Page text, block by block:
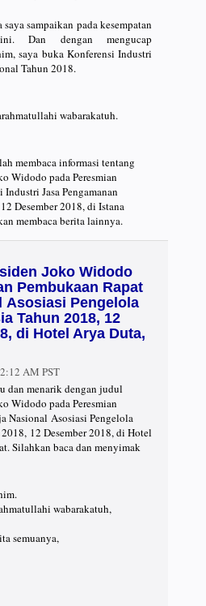
sampaikan pada kesempatan
Dan dengan mengucap
saya buka Konferensi Industri
Tahun 2018.
wabarakatuh.
membaca informasi tentang
Widodo pada Peresmian
Jasa Pengamanan
Desember 2018, di Istana
membaca berita lainnya.
Joko Widodo
Pembukaan Rapat
Asosiasi Pengelola
Tahun 2018, 12
di Hotel Arya Duta,
AM PST
dan menarik dengan judul
Widodo pada Peresmian
Nasional Asosiasi Pengelola
12 Desember 2018, di Hotel
Silahkan baca dan menyimak
wabarakatuh,
semuanya,